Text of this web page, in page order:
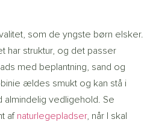
som de yngste børn elsker.
har struktur, og det passer
med beplantning, sand og
ældes smukt og kan stå i
almindelig vedligehold. Se
af naturlegepladser, når I skal